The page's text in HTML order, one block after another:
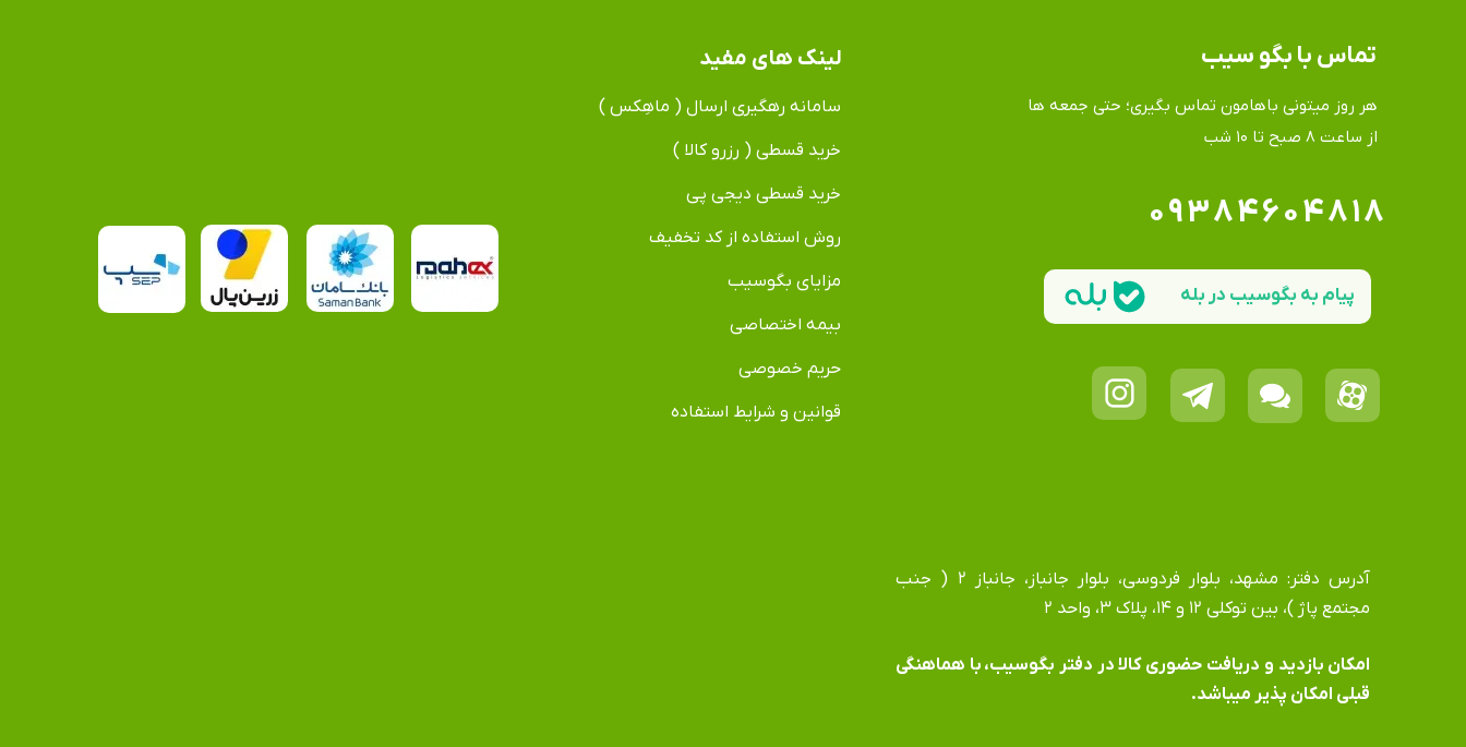
هر روز میتونی باهامون تماس بگیری؛ حتی جمعه ها
​​​​​​​از ساعت ۸ صبح تا ۱۰ شب
تماس​​​​​​​ با بگو سیب لینک های مفید
سامانه رهگیری ارسال ( ماهِکس )
خرید قسطی ( رزرو کالا )
خرید قسطی دیجی پی
روش استفاده از کد تخفیف
مزایای بگوسیب
بیمه اختصاصی
حریم خصوصی
قوانین و شرایط استفاده
۰۹۳۸۴۶۰۴۸۱۸
آدرس دفتر: مشهد، بلوار فردوسی، بلوار جانباز، جانباز ۲ ( جنب
مجتمع پاژ )، بین توکلی ۱۲ و ۱۴، پلاک ۳، واحد ۲
​​​​​​​امکان بازدید و دریافت حضوری کالا در دفتر بگوسیب، با هماهنگی
قبلی امکان پذیر میباشد.
پیام به بگوسیب در بله